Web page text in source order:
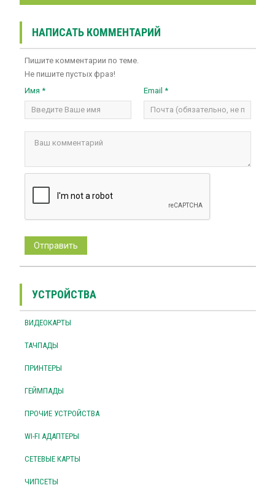
НАПИСАТЬ КОММЕНТАРИЙ
Пишите комментарии по теме.
Не пишите пустых фраз!
Имя *
Email *
УСТРОЙСТВА
ВИДЕОКАРТЫ
ТАЧПАДЫ
ПРИНТЕРЫ
ГЕЙМПАДЫ
ПРОЧИЕ УСТРОЙСТВА
WI-FI АДАПТЕРЫ
СЕТЕВЫЕ КАРТЫ
ЧИПСЕТЫ